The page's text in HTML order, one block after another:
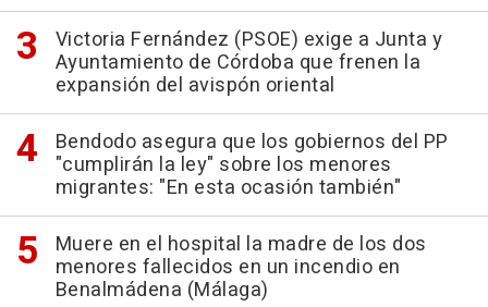
Victoria Fernández (PSOE) exige a Junta y
Ayuntamiento de Córdoba que frenen la
expansión del avispón oriental
Bendodo asegura que los gobiernos del PP
"cumplirán la ley" sobre los menores
migrantes: "En esta ocasión también"
Muere en el hospital la madre de los dos
menores fallecidos en un incendio en
Benalmádena (Málaga)